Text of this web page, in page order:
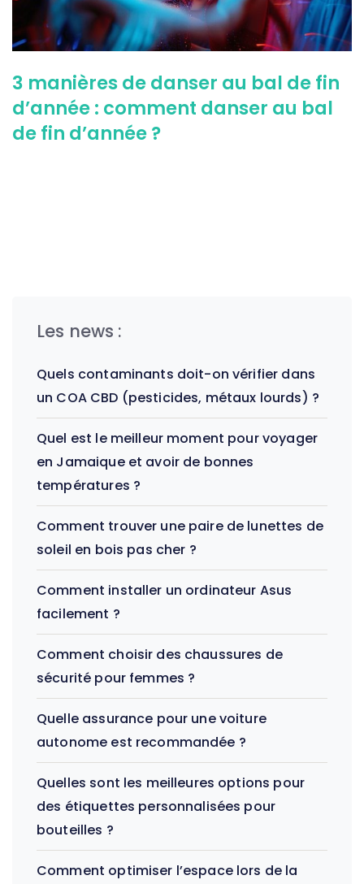
3 manières de danser au bal de fin
d’année : comment danser au bal
de fin d’année ?
Les news :
Quels contaminants doit-on vérifier dans
un COA CBD (pesticides, métaux lourds) ?
Quel est le meilleur moment pour voyager
en Jamaique et avoir de bonnes
températures ?
Comment trouver une paire de lunettes de
soleil en bois pas cher ?
Comment installer un ordinateur Asus
facilement ?
Comment choisir des chaussures de
sécurité pour femmes ?
Quelle assurance pour une voiture
autonome est recommandée ?
Quelles sont les meilleures options pour
des étiquettes personnalisées pour
bouteilles ?
Comment optimiser l’espace lors de la